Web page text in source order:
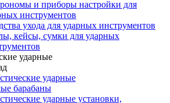
и приборы настройки для
инструментов
ухода для ударных инструментов
кейсы, сумки для ударных
ударные
ударные
барабаны
ударные установки,